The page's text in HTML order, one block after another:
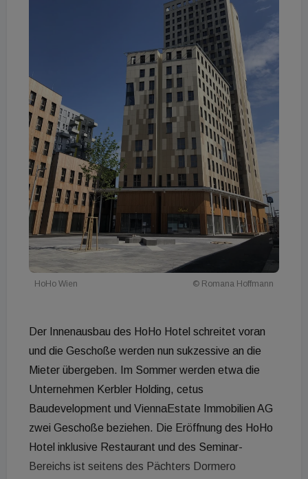
HoHo Wien © Romana Hoffmann
Der Innenausbau des HoHo Hotel schreitet voran
und die Geschoße werden nun sukzessive an die
Mieter übergeben. Im Sommer werden etwa die
Unternehmen Kerbler Holding, cetus
Baudevelopment und ViennaEstate Immobilien AG
zwei Geschoße beziehen. Die Eröffnung des HoHo
Hotel inklusive Restaurant und des Seminar-
Bereichs ist seitens des Pächters Dormero